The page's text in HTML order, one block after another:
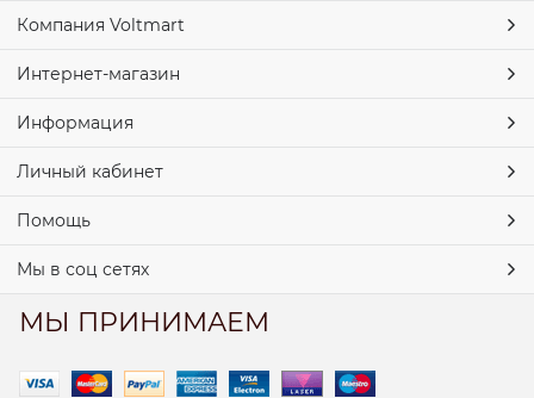
Компания Voltmart
Интернет-магазин
Информация
Личный кабинет
Помощь
Мы в соц сетях
МЫ ПРИНИМАЕМ